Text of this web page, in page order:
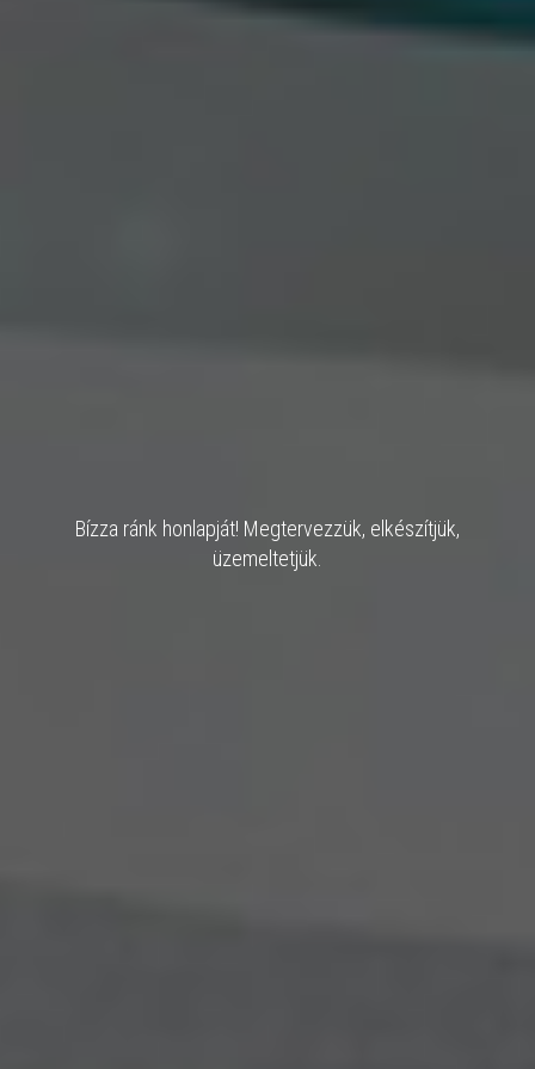
Bízza ránk honlapját! Megtervezzük, elkészítjük,
üzemeltetjük.